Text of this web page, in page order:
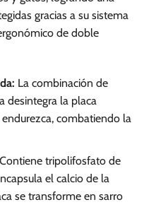
gracias a su sistema
de doble
La combinación de
desintegra la placa
combatiendo la
Contiene tripolifosfato de
el calcio de la
se transforme en sarro